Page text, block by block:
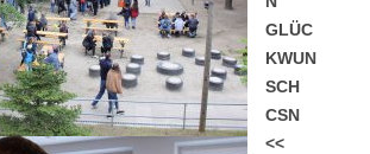
GLÜC
KWUN
SCH
CSN
<<